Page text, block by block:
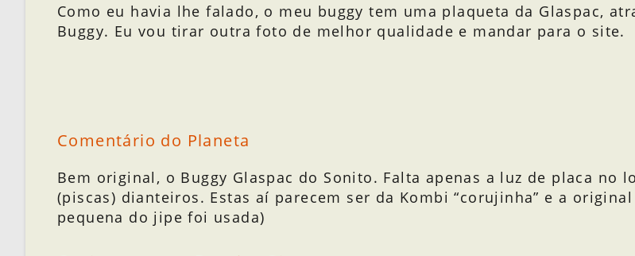
Como eu havia lhe falado, o meu buggy tem uma plaqueta da Glaspac,
Buggy. Eu vou tirar outra foto de melhor qualidade e mandar para o site.
Comentário do Planeta
Bem original, o Buggy Glaspac do Sonito. Falta apenas a luz de placa no
(piscas) dianteiros. Estas aí parecem ser da Kombi “corujinha” e a
pequena do jipe foi usada)